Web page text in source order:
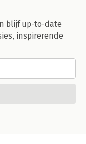
blijf up-to-date
inspirerende